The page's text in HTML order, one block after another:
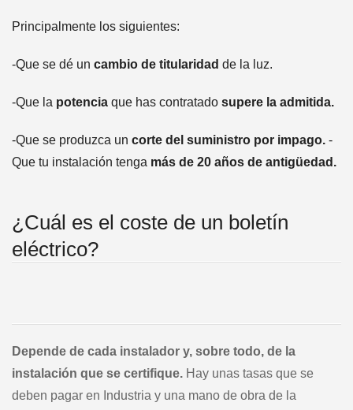
Principalmente los siguientes:
-Que se dé un cambio de titularidad de la luz.
-Que la potenciaque has contratado supere la admitida.
-Que se produzca un corte del suministro por impago.-
Que tu instalación tenga más de 20 años de antigüedad.
¿Cuál es el coste de un boletín
eléctrico?
Depende de cada instalador y, sobre todo, de la
instalación que se certifique. Hay unas tasas que se
deben pagar en Industria y una mano de obra de la